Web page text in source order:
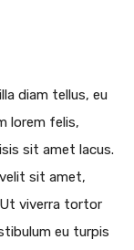
diam tellus, eu
lorem felis,
sit amet lacus.
sit amet,
viverra tortor
eu turpis